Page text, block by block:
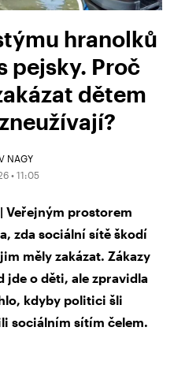
hranolků
pejsky. Proč
dětem
NAGY
• 11:05
| Veřejným prostorem
zda sociální sítě škodí
měly zakázat. Zákazy
jde o děti, ale zpravidla
kdyby politici šli
sociálním sítím čelem.